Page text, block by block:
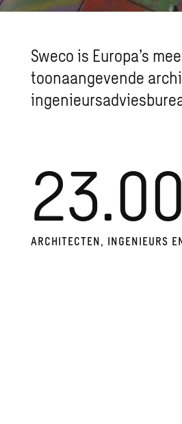
Sweco is Europa’s
toonaangevende
ARCHITECTEN, INGENIEURS